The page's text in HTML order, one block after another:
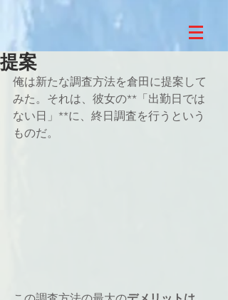
提案
俺は新たな調査方法を倉田に提案して
みた。それは、彼女の**「出勤日では
ない日」**に、終日調査を行うという
ものだ。